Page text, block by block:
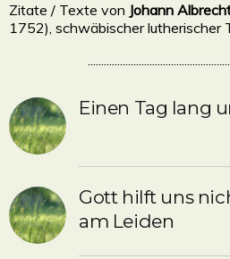
Zitate / Texte von Johann
1752), schwäbischer lutherischer
Einen Tag lang
Gott hilft uns
am Leiden